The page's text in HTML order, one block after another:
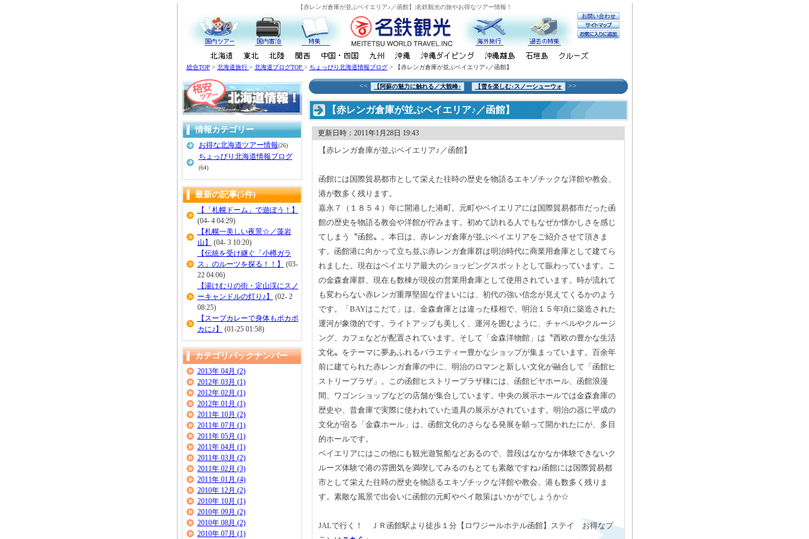
【赤レンガ倉庫が並ぶベイエリア♪／函館】|名鉄観光の旅やお得なツアー情報！
総合TOP > 北海道旅行 > 北海道ブログTOP > ちょっぴり北海道情報ブログ> 【赤レンガ倉庫が並ぶベイエリア♪／函館】
情報カテゴリー
お得な北海道ツアー情報(26)
ちょっぴり北海道情報ブログ
(64)
最新の記事(5件)
【「札幌ドーム」で遊ぼう！】
(04- 4 04:29)
【札幌一美しい夜景☆／藻岩
山】
(04- 3 10:20)
【伝統を受け継ぐ「小樽ガラ
ス」のルーツを探る！！】
(03-
22 04:06)
【湯けむりの街・定山渓にスノ
ーキャンドルの灯り♪】
(02- 2
08:25)
【スープカレーで身体もポカポ
カに♪】
(01-25 01:58)
カテゴリバックナンバー
2013年 04月 (2)
2012年 03月 (1)
2012年 02月 (1)
2012年 01月 (1)
2011年 10月 (2)
2011年 07月 (1)
2011年 05月 (1)
2011年 04月 (1)
2011年 03月 (2)
2011年 02月 (3)
2011年 01月 (4)
2010年 12月 (2)
2010年 10月 (1)
2010年 09月 (2)
2010年 08月 (2)
2010年 07月 (1)
<< 【阿蘇の魅力に触れる／大観峰♪ 【雪を楽しむ♪スノーシューウォ >>
【赤レンガ倉庫が並ぶベイエリア♪／函館】
更新日時：2011年1月28日 19:43
【赤レンガ倉庫が並ぶベイエリア♪／函館】
函館には国際貿易都市として栄えた往時の歴史を物語るエキゾチックな洋館や教会、
港が数多く残ります。
嘉永７（１８５４）年に開港した港町。元町やベイエリアには国際貿易都市だった函
館の歴史を物語る教会や洋館が佇みます。初めて訪れる人でもなぜか懐かしさを感じ
てしまう〝函館〟。本日は、赤レンガ倉庫が並ぶベイエリアをご紹介させて頂きま
す。函館港に向かって立ち並ぶ赤レンガ倉庫群は明治時代に商業用倉庫として建てら
れました。現在はベイエリア最大のショッピングスポットとして賑わっています。こ
の金森倉庫群、現在も数棟が現役の営業用倉庫として使用されています。時が流れて
も変わらない赤レンガ重厚堅固な佇まいには、初代の強い信念が見えてくるかのよう
です。「BAYはこだて」は、金森倉庫とは違った様相で、明治１５年頃に築造された
運河が象徴的です。ライトアップも美しく、運河を囲むように、チャペルやクルージ
ング、カフェなどが配置されています。そして「金森洋物館」は〝西欧の豊かな生活
文化〟をテーマに夢あふれるバラエティー豊かなショップが集まっています。百余年
前に建てられた赤レンガ倉庫の中に、明治のロマンと新しい文化が融合して「函館ヒ
ストリープラザ」。この函館ヒストリープラザ棟には、函館ビヤホール、函館浪漫
間、ワゴンショップなどの店舗が集合しています。中央の展示ホールでは金森倉庫の
歴史や、昔倉庫で実際に使われていた道具の展示がされています。明治の器に平成の
文化が宿る「金森ホール」は、函館文化のさらなる発展を願って開かれたにが、多目
的ホールです。
ベイエリアにはこの他にも観光遊覧船などあるので、普段はなかなか体験できないク
ルーズ体験で港の雰囲気を満喫してみるのもとても素敵ですね♪函館には国際貿易都
市として栄えた往時の歴史を物語るエキゾチックな洋館や教会、港も数多く残りま
す。素敵な風景で出会いに函館の元町やベイ散策はいかがでしょうか☆
JALで行く！ ＪＲ函館駅より徒歩１分【ロワジールホテル函館】ステイ お得なプ